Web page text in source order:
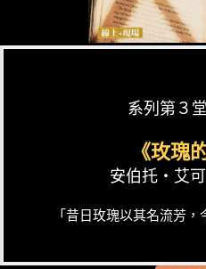
系列第３
《玫瑰
安伯托‧艾
「昔日玫瑰以其名流芳，